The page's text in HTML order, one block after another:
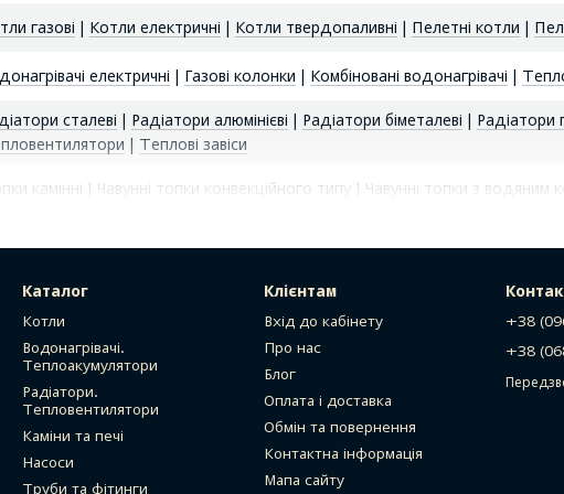
газові | Котли електричні | Котли твердопаливні | Пелетні котли |
електричні | Газові колонки | Комбіновані водонагрівачі |
сталеві | Радіатори алюмінієві | Радіатори біметалеві | Радіатори
| Теплові завіси
камінні | Чавунні топки конвекційного типу | Чавунні топки з водяним
"Глибинні насоси"
насос|насос занурювальний
|глибинні насоси для скважин
насоси ціна
Каталог
Котли
Водонагрівачі.
Теплоакумулятори
Радіатори.
Тепловентилятори
Каміни та печі
Насоси
Труби та фітинги
Клієнтам
Вхід до кабінету
Про нас
Блог
Оплата і доставка
Обмін та повернення
Контактна інформація
Мапа сайту
+38
+38